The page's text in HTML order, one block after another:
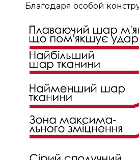
Благодаря особой